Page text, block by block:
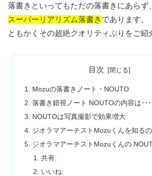
落書きといってもただの落書きにあらず、
スーパーリアリズム落書き であります。
ともかくその超絶クオリティぶりをご紹
目次
Mozuの落書きノート・NOUTO
落書き錯視ノート NOUTOの内容は･･･
NOUTOは写真撮影で効果増大
ジオラマアーチストMozuくんを知る
ジオラマアーチストMozuくんの
共有:
いいね: